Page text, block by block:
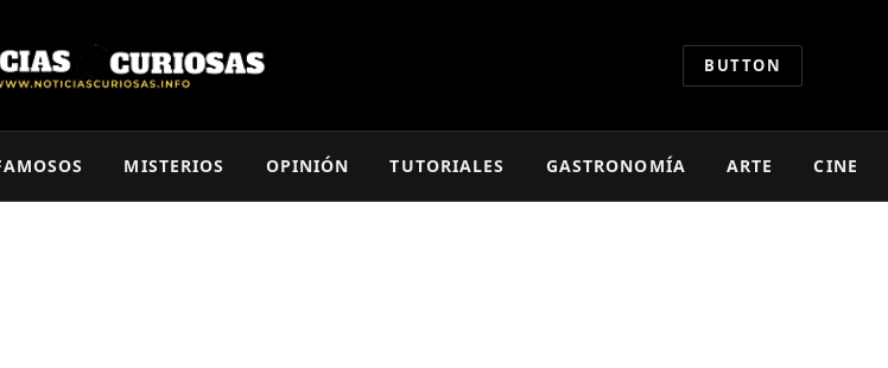
BUTTON
MISTERIOS OPINIÓN TUTORIALES GASTRONOMÍA ARTE CINE